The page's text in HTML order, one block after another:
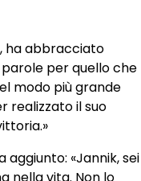
ha abbracciato
parole per quello che
modo più grande
realizzato il suo
«Jannik, sei